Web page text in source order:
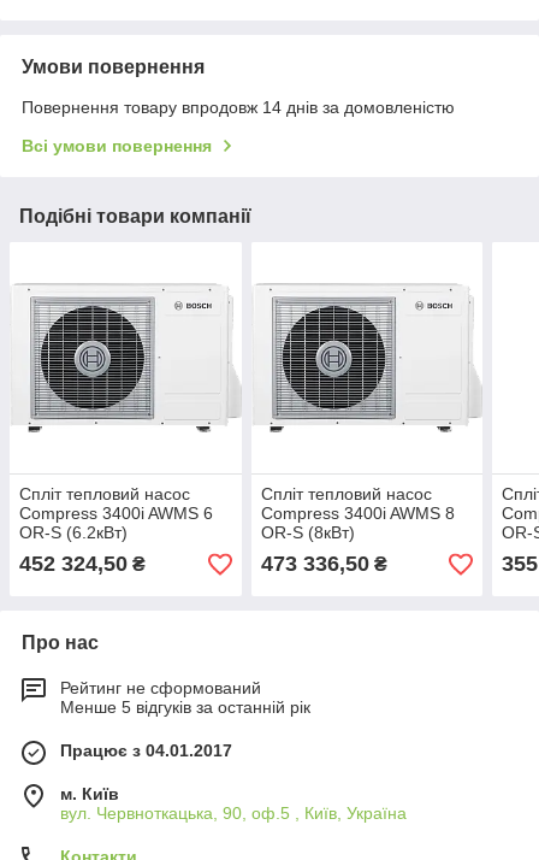
Умови повернення
Повернення товару впродовж 14 днів за домовленістю
Всі умови повернення
Подібні товари компанії
Спліт тепловий насос
Compress 3400i AWМS 6
OR-S (6.2кВт)
452 324,50 ₴
Спліт тепловий насос
Compress 3400i AWМS 8
OR-S (8кВт)
473 336,50₴
OR-
Про нас
Рейтинг не сформований
Менше 5 відгуків за останній рік
Працює з 04.01.2017
м. Київ
вул. Червноткацька, 90, оф.5 , Київ, Україна